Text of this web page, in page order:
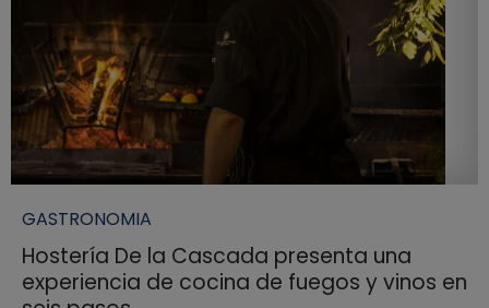
GASTRONOMIA
Hostería De la Cascada presenta una
experiencia de cocina de fuegos y vinos en